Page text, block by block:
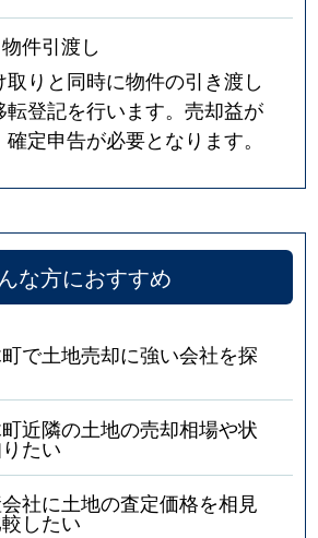
件引渡し
りと同時に物件の引き渡し
転登記を行います。売却益が
定申告が必要となります。
な方におすすめ
で土地売却に強い会社を探
近隣の土地の売却相場や状
たい
社に土地の査定価格を相見
したい